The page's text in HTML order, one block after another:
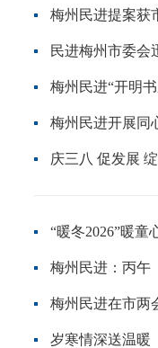
梅州民进提案获
民进梅州市委会
梅州民进“开明
梅州民进开展同
庆三八 促发展
“暖冬2026”暖
梅州民进：丙午
梅州民进在市两
岁寒情深送温暖